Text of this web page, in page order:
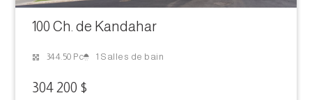
100 Ch. de Kandahar
344.50 Pc 1 Salles de bain
304 200 $